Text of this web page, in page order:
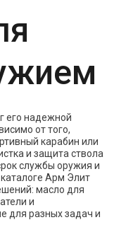
его надежной
от того,
карабин или
и защита ствола
службы оружия и
Арм Элит
масло для
и
для разных задач и